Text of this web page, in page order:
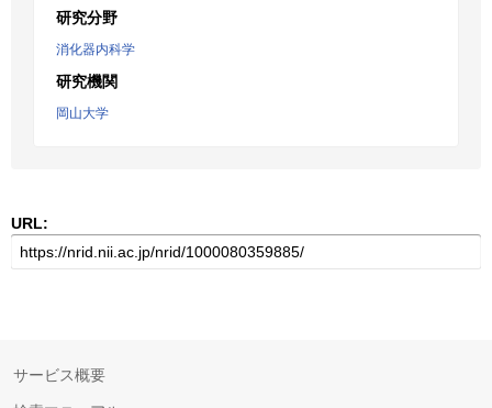
研究分野
消化器内科学
研究機関
岡山大学
URL:
サービス概要